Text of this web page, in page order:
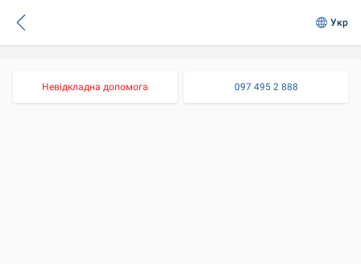
Укр
Невідкладна допомога 097 495 2 888